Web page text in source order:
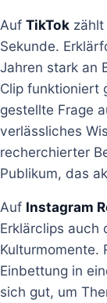
Auf TikTok
Sekunde.
Jahren stark an
Clip funktioniert
gestellte Frage
verlässliches
recherchierter
Publikum, das
Auf Instagram
Erklärclips auch
Kulturmomente.
Einbettung in
sich gut, um